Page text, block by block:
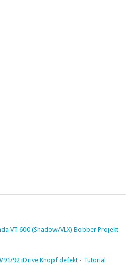
VT 600 (Shadow/VLX) Bobber Projekt
91/92 iDrive Knopf defekt - Tutorial